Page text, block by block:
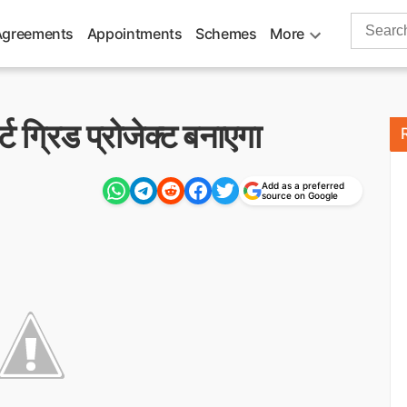
Appointments Schemes More
Search
ग्रिड प्रोजेक्ट बनाएगा
Add as a preferred
source on Google